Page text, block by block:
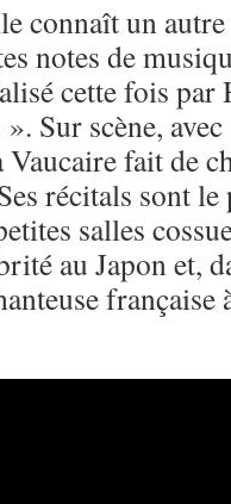
connaît un autre
notes de
cette fois
Sur scène,
fait de
récitals sont
salles
au Japon et,
française